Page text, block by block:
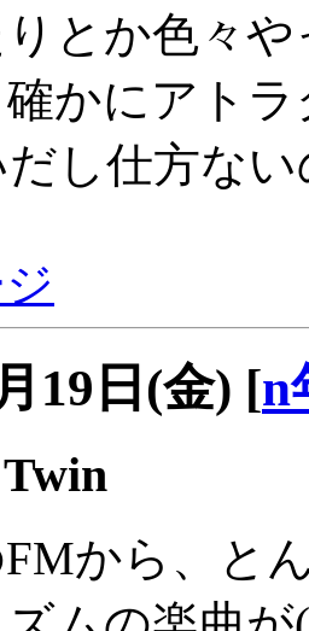
とか色々
かにアト
だし仕方な
19日(金) [n
から、と